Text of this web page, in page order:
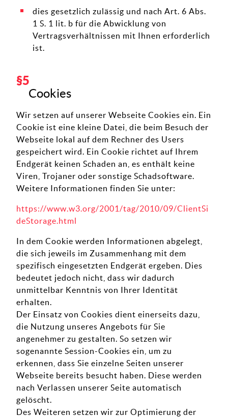
dies gesetzlich zulässig und nach Art. 6 Abs.
1 S. 1 lit. b für die Abwicklung von
Vertragsverhältnissen mit Ihnen erforderlich
ist.
Cookies
Wir setzen auf unserer Webseite Cookies ein. Ein
Cookie ist eine kleine Datei, die beim Besuch der
Webseite lokal auf dem Rechner des Users
gespeichert wird. Ein Cookie richtet auf Ihrem
Endgerät keinen Schaden an, es enthält keine
Viren, Trojaner oder sonstige Schadsoftware.
Weitere Informationen finden Sie unter:
https://www.w3.org/2001/tag/2010/09/ClientSi
deStorage.html
In dem Cookie werden Informationen abgelegt,
die sich jeweils im Zusammenhang mit dem
spezifisch eingesetzten Endgerät ergeben. Dies
bedeutet jedoch nicht, dass wir dadurch
unmittelbar Kenntnis von Ihrer Identität
erhalten.
Der Einsatz von Cookies dient einerseits dazu,
die Nutzung unseres Angebots für Sie
angenehmer zu gestalten. So setzen wir
sogenannte Session-Cookies ein, um zu
erkennen, dass Sie einzelne Seiten unserer
Webseite bereits besucht haben. Diese werden
nach Verlassen unserer Seite automatisch
gelöscht.
Des Weiteren setzen wir zur Optimierung der